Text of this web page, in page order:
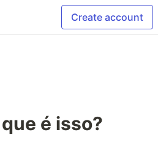
Create account
é isso?